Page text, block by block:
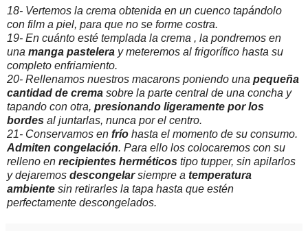
18- Vertemos la crema obtenida en un cuenco tapándolo
con film a piel, para que no se forme costra.
19- En cuánto esté templada la crema , la pondremos en
una manga pastelera y meteremos al frigorífico hasta su
completo enfriamiento.
20- Rellenamos nuestros macarons poniendo una pequeña
cantidad de crema sobre la parte central de una concha y
tapando con otra, presionando ligeramente por los
bordes al juntarlas, nunca por el centro.
21- Conservamos en frío hasta el momento de su consumo.
Admiten congelación. Para ello los colocaremos con su
relleno en recipientes herméticos tipo tupper, sin apilarlos
y dejaremos descongelarsiempre a temperatura
ambiente sin retirarles la tapa hasta que estén
perfectamente descongelados.